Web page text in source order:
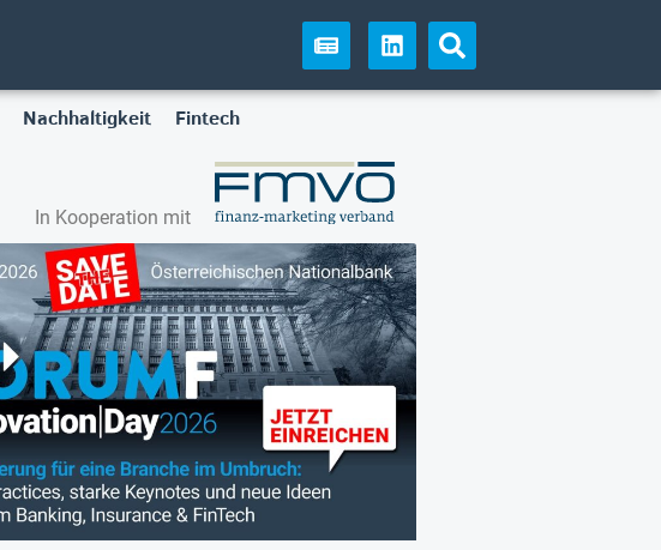
Nachhaltigkeit Fintech
In Kooperation mit